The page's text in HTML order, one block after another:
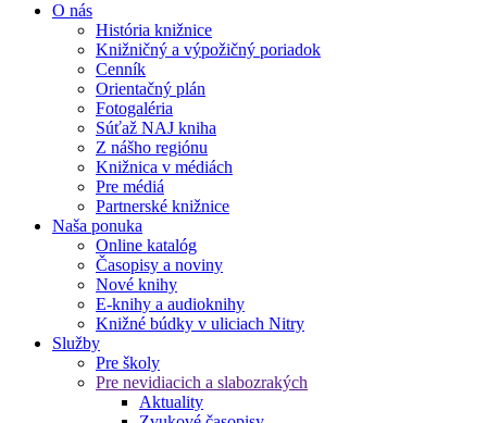
O nás
História knižnice
Knižničný a výpožičný poriadok
Cenník
Orientačný plán
Fotogaléria
Súťaž NAJ kniha
Z nášho regiónu
Knižnica v médiách
Pre médiá
Partnerské knižnice
Naša ponuka
Online katalóg
Časopisy a noviny
Nové knihy
E-knihy a audioknihy
Knižné búdky v uliciach Nitry
Služby
Pre školy
Pre nevidiacich a slabozrakých
Aktuality